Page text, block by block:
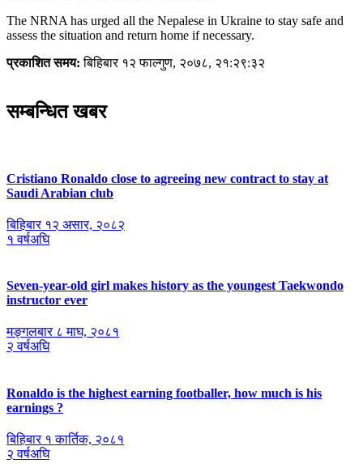
The NRNA has urged all the Nepalese in Ukraine to stay safe and
assess the situation and return home if necessary.
प्रकाशित समय: बिहिबार १२ फाल्गुण, २०७८, २१:२९:३२
सम्बन्धित खबर
Cristiano Ronaldo close to agreeing new contract to stay at
Saudi Arabian club
बिहिबार १२ असार, २०८२
१ वर्षअघि
Seven-year-old girl makes history as the youngest Taekwondo
instructor ever
मङ्गलबार ८ माघ, २०८१
२ वर्षअघि
Ronaldo is the highest earning footballer, how much is his
earnings ?
बिहिबार १ कार्तिक, २०८१
२ वर्षअघि